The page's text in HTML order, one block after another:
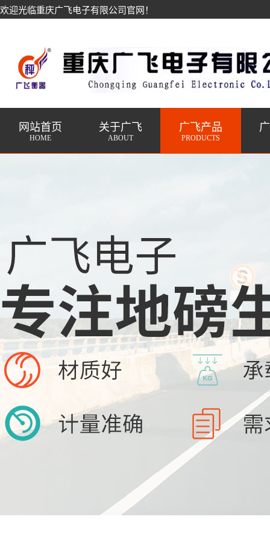
欢迎光临重庆广飞电子有限公司官网！
网站首页
HOME
关于广飞
ABOUT
广飞产品
PRODUCTS